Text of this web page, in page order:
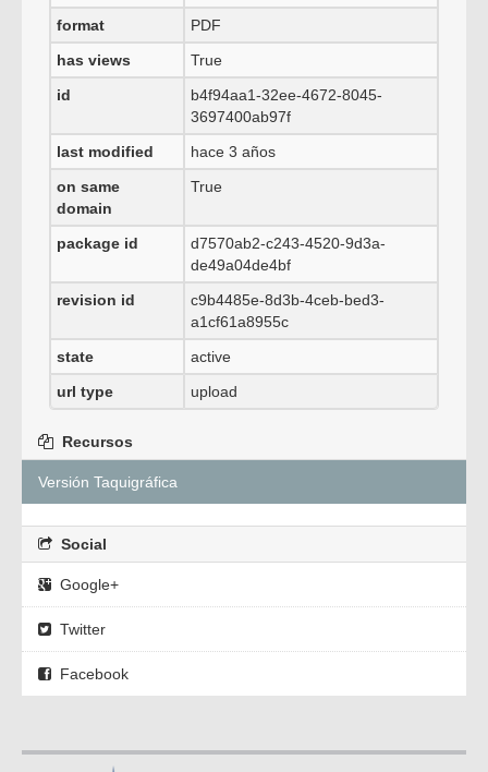
format
PDF
has views
True
id
b4f94aa1-32ee-4672-8045-
3697400ab97f
last modified
hace 3 años
on same
domain
True
package id
d7570ab2-c243-4520-9d3a-
de49a04de4bf
revision id
c9b4485e-8d3b-4ceb-bed3-
a1cf61a8955c
state
active
url type
upload
Recursos
Versión Taquigráfica
Social
Google+
Twitter
Facebook